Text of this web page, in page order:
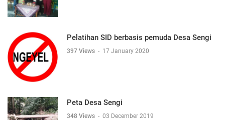
Pelatihan SID berbasis pemuda Desa Sengi
397 Views - 17 January 2020
Peta Desa Sengi
348 Views - 03 December 2019